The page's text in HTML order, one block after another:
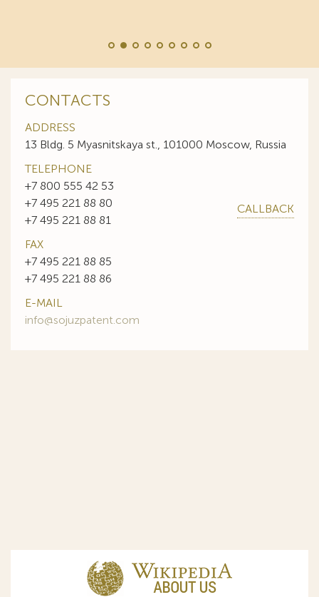
CONTACTS
ADDRESS
13 Bldg. 5 Myasnitskaya st., 101000 Moscow, Russia
TELEPHONE
+7 800 555 42 53
+7 495 221 88 80
+7 495 221 88 81
CALLBACK
FAX
+7 495 221 88 85
+7 495 221 88 86
E-MAIL
info@sojuzpatent.com